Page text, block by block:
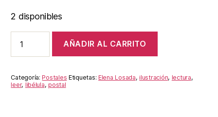
2 disponibles
placer
de
lectura"
libélulas
AÑADIR AL CARRITO
Categoría:Postales Etiquetas:Elena Losada,ilustración, lectura,
leer, libélula,postal